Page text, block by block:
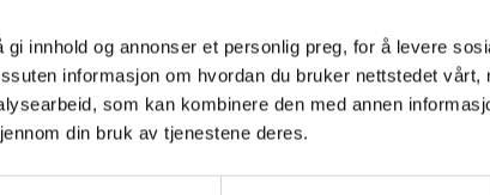
innhold og annonser et personlig preg, for å levere
informasjon om hvordan du bruker nettstedet vårt,
som kan kombinere den med annen
din bruk av tjenestene deres.